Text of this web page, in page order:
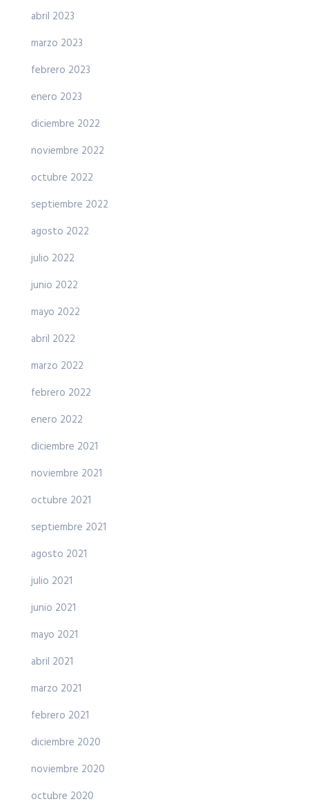
abril 2023
marzo 2023
febrero 2023
enero 2023
diciembre 2022
noviembre 2022
octubre 2022
septiembre 2022
agosto 2022
julio 2022
junio 2022
mayo 2022
abril 2022
marzo 2022
febrero 2022
enero 2022
diciembre 2021
noviembre 2021
octubre 2021
septiembre 2021
agosto 2021
julio 2021
junio 2021
mayo 2021
abril 2021
marzo 2021
febrero 2021
diciembre 2020
noviembre 2020
octubre 2020